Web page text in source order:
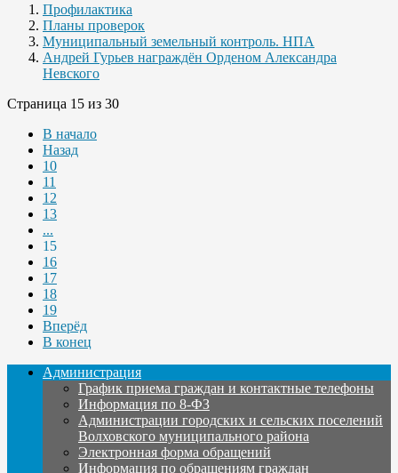
Профилактика
Планы проверок
Муниципальный земельный контроль. НПА
Андрей Гурьев награждён Орденом Александра
Невского
Страница 15 из 30
В начало
Назад
10
11
12
13
...
15
16
17
18
19
Вперёд
В конец
Администрация
График приема граждан и контактные телефоны
Информация по 8-ФЗ
Администрации городских и сельских поселений
Волховского муниципального района
Электронная форма обращений
Информация по обращениям граждан